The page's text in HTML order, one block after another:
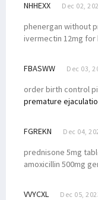
NHHEXX Dec 02,
phenergan without
ivermectin 12mg for
FBASWW Dec 03,
order birth control
premature
FGREKN Dec 04,
prednisone 5mg
amoxicillin 500mg
VVYCXL Dec 05,